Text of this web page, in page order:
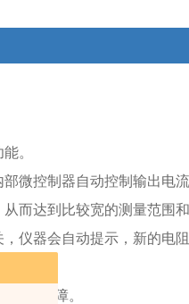
。
微控制器自动控制输出电
而达到比较宽的测量范围
仪器会自动提示，新的电
线等故障。